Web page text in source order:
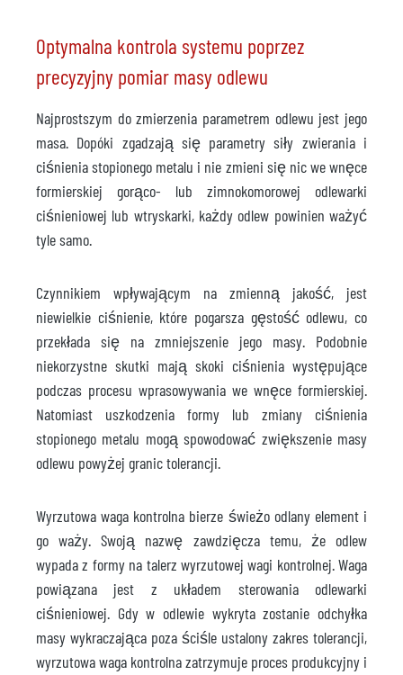
Optymalna kontrola systemu poprzez
precyzyjny pomiar masy odlewu
Najprostszym do zmierzenia parametrem odlewu jest jego
masa. Dopóki zgadzają się parametry siły zwierania i
ciśnienia stopionego metalu i nie zmieni się nic we wnęce
formierskiej gorąco- lub zimnokomorowej odlewarki
ciśnieniowej lub wtryskarki, każdy odlew powinien ważyć
tyle samo.
Czynnikiem wpływającym na zmienną jakość, jest
niewielkie ciśnienie, które pogarsza gęstość odlewu, co
przekłada się na zmniejszenie jego masy. Podobnie
niekorzystne skutki mają skoki ciśnienia występujące
podczas procesu wprasowywania we wnęce formierskiej.
Natomiast uszkodzenia formy lub zmiany ciśnienia
stopionego metalu mogą spowodować zwiększenie masy
odlewu powyżej granic tolerancji.
Wyrzutowa waga kontrolna bierze świeżo odlany element i
go waży. Swoją nazwę zawdzięcza temu, że odlew
wypada z formy na talerz wyrzutowej wagi kontrolnej. Waga
powiązana jest z układem sterowania odlewarki
ciśnieniowej. Gdy w odlewie wykryta zostanie odchyłka
masy wykraczająca poza ściśle ustalony zakres tolerancji,
wyrzutowa waga kontrolna zatrzymuje proces produkcyjny i